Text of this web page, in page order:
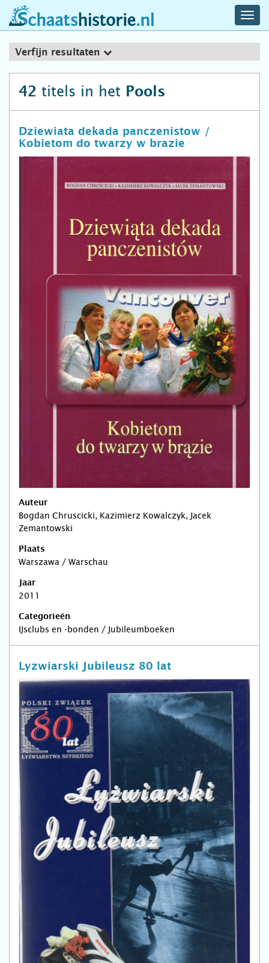
schaatshistorie.nl
Verfijn resultaten
42 titels in het Pools
Dziewiata dekada panczenistow /
Kobietom do twarzy w brazie
Auteur
Bogdan Chruscicki, Kazimierz Kowalczyk, Jacek
Zemantowski
Plaats
Warszawa / Warschau
Jaar
2011
Categorieën
IJsclubs en -bonden / Jubileumboeken
Lyzwiarski Jubileusz 80 lat